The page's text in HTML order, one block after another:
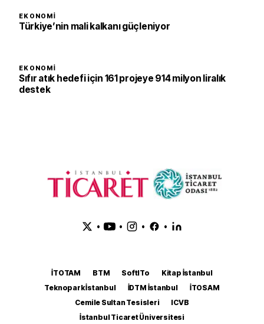
EKONOMI
Türkiye’nin mali kalkanı güçleniyor
EKONOMI
Sıfır atık hedefi için 161 projeye 914 milyon liralık
destek
• • • •
İTOTAM BTM SoftITo
Kitap İstanbul
Teknopark İstanbul
İDTM İstanbul
İTOSAM
Cemile Sultan Tesisleri
ICVB
İstanbul Ticaret Üniversitesi